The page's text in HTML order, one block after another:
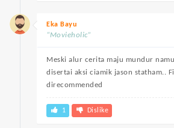
Eka Bayu
“Movieholic”
Meski alur cerita maju mundur
disertai aksi ciamik jason statham..
direcommended
1 Dislike